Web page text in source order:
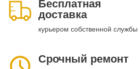
Бесплатная
доставка
курьером собственной службы
Срочный ремонт